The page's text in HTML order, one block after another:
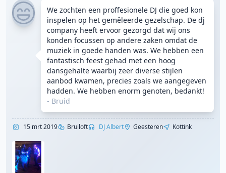
We zochten een proffesionele DJ die goed kon
inspelen op het gemêleerde gezelschap. De dj
company heeft ervoor gezorgd dat wij ons
konden focussen op andere zaken omdat de
muziek in goede handen was. We hebben een
fantastisch feest gehad met een hoog
dansgehalte waarbij zeer diverse stijlen
aanbod kwamen, precies zoals we aangegeven
hadden. We hebben enorm genoten, bedankt!
- Bruid
15 mrt 2019 Bruiloft DJ Albert Geesteren Kottink